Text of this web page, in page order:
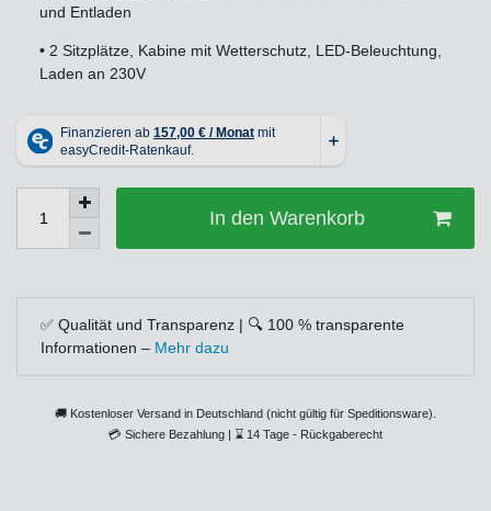
und Entladen
• 2 Sitzplätze, Kabine mit Wetterschutz, LED-Beleuchtung,
Laden an 230V
In den Warenkorb
✅ Qualität und Transparenz | 🔍 100 % transparente
Informationen – Mehr dazu
🚚 Kostenloser Versand in Deutschland (nicht gültig für Speditionsware).
💳 Sichere Bezahlung | ⌛ 14 Tage - Rückgaberecht